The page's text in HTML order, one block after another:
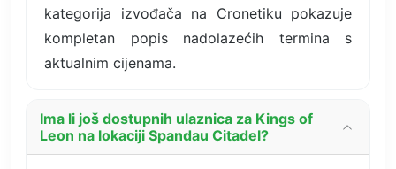
kategorija izvođača na Cronetiku pokazuje
kompletan popis nadolazećih termina s
aktualnim cijenama.
Ima li još dostupnih ulaznica za Kings of
Leon na lokaciji Spandau Citadel?